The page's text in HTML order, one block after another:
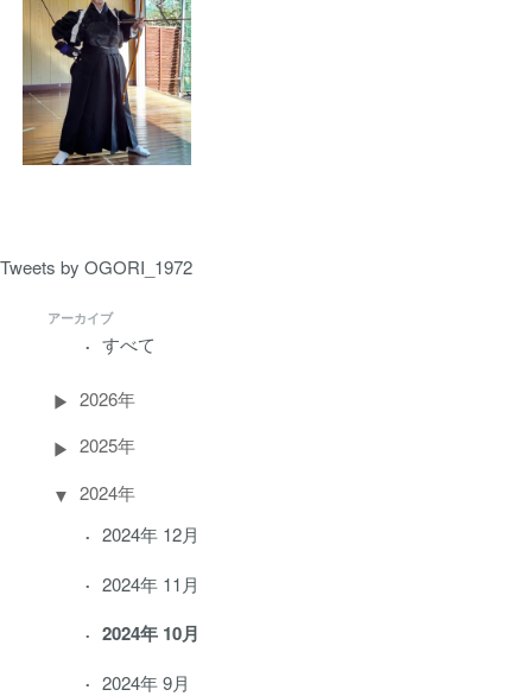
Tweets by OGORI_1972
アーカイブ
すべて
2026年
2025年
2024年
2024年 12月
2024年 11月
2024年 10月
2024年 9月